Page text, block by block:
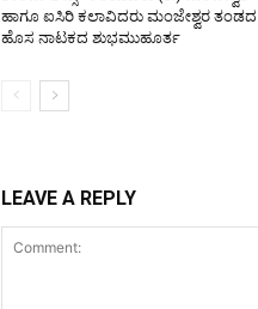
ಹಾಗೂ ಐಸಿರಿ ಕಲಾವಿದರು ಮಂಜೇಶ್ವರ ತಂಡದ
ಹೊಸ ನಾಟಕದ ಶುಭಮುಹೂರ್ತ
LEAVE A REPLY